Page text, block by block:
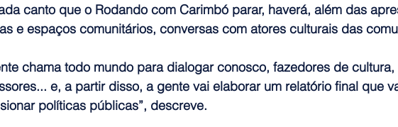
canto que o Rodando com Carimbó parar, haverá, além das
e espaços comunitários, conversas com atores culturais das
chama todo mundo para dialogar conosco, fazedores de cultura,
e, a partir disso, a gente vai elaborar um relatório final que
políticas públicas”, descreve.